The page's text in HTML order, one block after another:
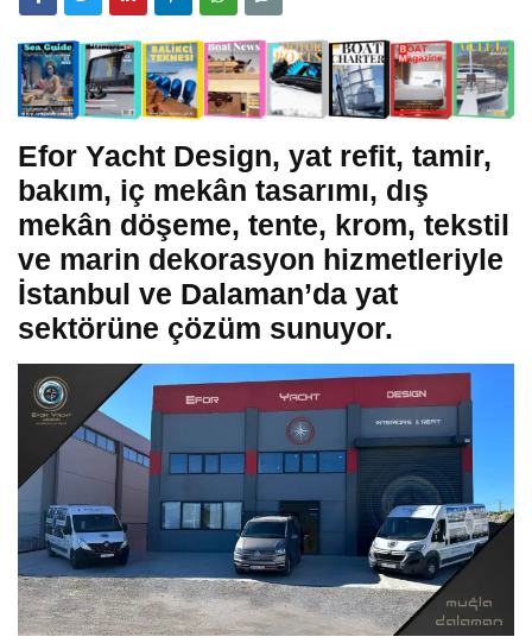
Efor Yacht Design, yat refit, tamir,
bakım, iç mekân tasarımı, dış
mekân döşeme, tente, krom, tekstil
ve marin dekorasyon hizmetleriyle
İstanbul ve Dalaman’da yat
sektörüne çözüm sunuyor.